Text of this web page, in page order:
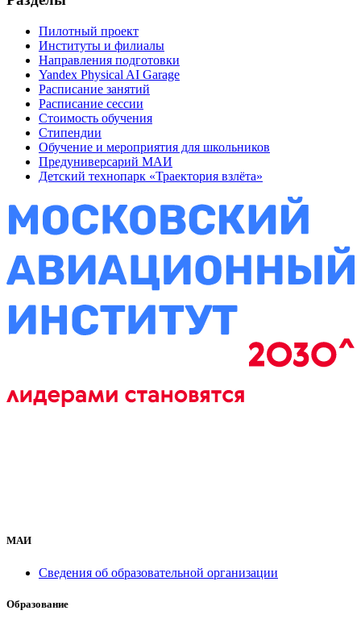
Пилотный проект
Институты и филиалы
Направления подготовки
Yandex Physical AI Garage
Расписание занятий
Расписание сессии
Стоимость обучения
Стипендии
Обучение и мероприятия для школьников
Предуниверсарий МАИ
Детский технопарк «Траектория взлёта»
МАИ
Сведения об образовательной организации
Образование